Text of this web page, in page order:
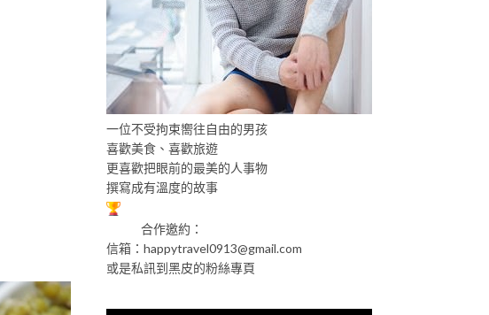
一位不受拘束嚮往自由的男孩
喜歡美食、喜歡旅遊
更喜歡把眼前的最美的人事物
撰寫成有溫度的故事
合作邀約：
信箱： happytravel0913@gmail.com
或是私訊到黑皮的粉絲專頁